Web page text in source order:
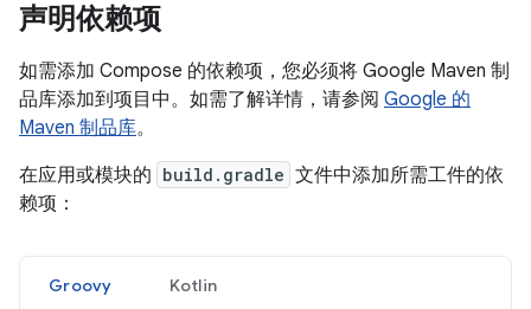
声明依赖项
如需添加 Compose 的依赖项，您必须将 Google Maven 制
品库添加到项目中。如需了解详情，请参阅 Google 的
Maven 制品库。
在应用或模块的 build.gradle 文件中添加所需工件的依
赖项：
Groovy Kotlin